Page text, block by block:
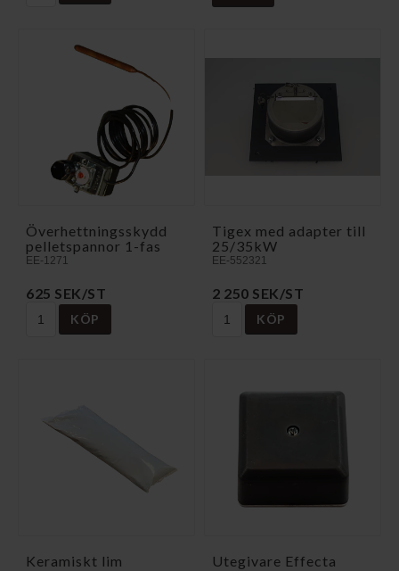
Överhettningsskydd
pelletspannor 1-fas
EE-1271
625 SEK/ST
KÖP
Tigex med adapter till
25/35kW
EE-552321
2 250 SEK/ST
KÖP
Keramiskt lim
Utegivare Effecta